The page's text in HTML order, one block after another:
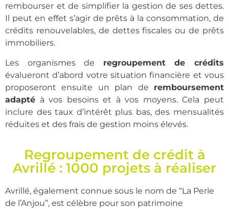
rembourser et de simplifier la gestion de ses dettes.
Il peut en effet s’agir de prêts à la consommation, de
crédits renouvelables, de dettes fiscales ou de prêts
immobiliers.
Les organismes de regroupement de crédits
évalueront d’abord votre situation financière et vous
proposeront ensuite un plan de remboursement
adapté à vos besoins et à vos moyens. Cela peut
inclure des taux d’intérêt plus bas, des mensualités
réduites et des frais de gestion moins élevés.
Regroupement de crédit à
Avrillé : 1000 projets à réaliser
Avrillé, également connue sous le nom de “La Perle
de l’Anjou”, est célèbre pour son patrimoine